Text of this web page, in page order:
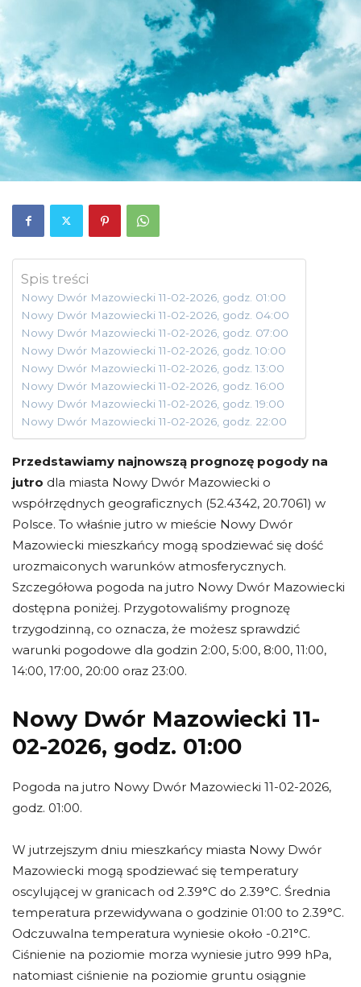
Spis treści
Nowy Dwór Mazowiecki 11-02-2026, godz. 01:00
Nowy Dwór Mazowiecki 11-02-2026, godz. 04:00
Nowy Dwór Mazowiecki 11-02-2026, godz. 07:00
Nowy Dwór Mazowiecki 11-02-2026, godz. 10:00
Nowy Dwór Mazowiecki 11-02-2026, godz. 13:00
Nowy Dwór Mazowiecki 11-02-2026, godz. 16:00
Nowy Dwór Mazowiecki 11-02-2026, godz. 19:00
Nowy Dwór Mazowiecki 11-02-2026, godz. 22:00
Przedstawiamy najnowszą prognozę pogody na
jutro dla miasta Nowy Dwór Mazowiecki o
współrzędnych geograficznych (52.4342, 20.7061) w
Polsce. To właśnie jutro w mieście Nowy Dwór
Mazowiecki mieszkańcy mogą spodziewać się dość
urozmaiconych warunków atmosferycznych.
Szczegółowa pogoda na jutro Nowy Dwór Mazowiecki
dostępna poniżej. Przygotowaliśmy prognozę
trzygodzinną, co oznacza, że możesz sprawdzić
warunki pogodowe dla godzin 2:00, 5:00, 8:00, 11:00,
14:00, 17:00, 20:00 oraz 23:00.
Nowy Dwór Mazowiecki 11-
02-2026, godz. 01:00
Pogoda na jutro Nowy Dwór Mazowiecki 11-02-2026,
godz. 01:00.
W jutrzejszym dniu mieszkańcy miasta Nowy Dwór
Mazowiecki mogą spodziewać się temperatury
oscylującej w granicach od 2.39°C do 2.39°C. Średnia
temperatura przewidywana o godzinie 01:00 to 2.39°C.
Odczuwalna temperatura wyniesie około -0.21°C.
Ciśnienie na poziomie morza wyniesie jutro 999 hPa,
natomiast ciśnienie na poziomie gruntu osiągnie